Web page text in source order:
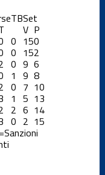
TBSet
V P
0 150
0 152
0 9 6
1 9 8
0 7 10
1 5 13
2 6 14
0 2 15